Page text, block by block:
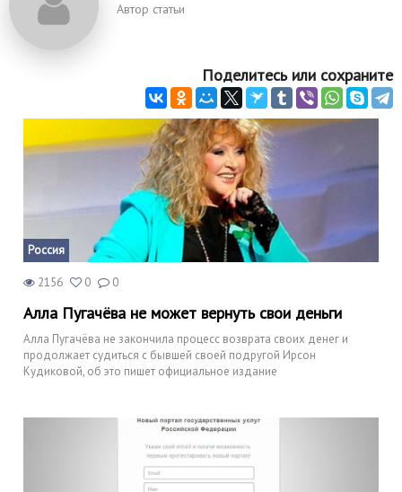
Юриспруденция
Наука и технологии
Автор статьи
Поделитесь или сохраните
Россия
2156 0 0
Алла Пугачёва не может вернуть свои деньги
Алла Пугачёва не закончила процесс возврата своих денег и
продолжает судиться с бывшей своей подругой Ирсон
Кудиковой, об это пишет официальное издание